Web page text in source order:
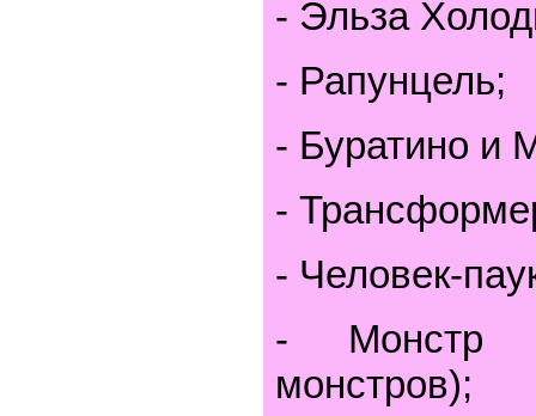
- Эльза
- Рапунцель;
- Буратино и
-
- Человек-
- Монстр
монстров);